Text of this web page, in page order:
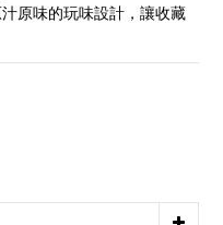
原味的玩味設計，讓收藏